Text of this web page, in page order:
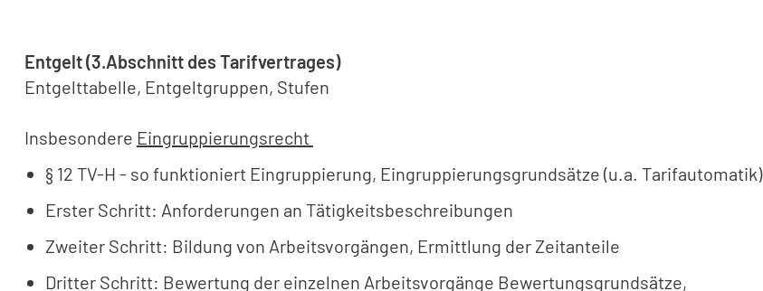
Entgelt (3.Abschnitt des Tarifvertrages)
Entgelttabelle, Entgeltgruppen, Stufen
Insbesondere Eingruppierungsrecht
§ 12 TV-H - so funktioniert Eingruppierung, Eingruppierungsgrundsätze (u.a. Tarifautomatik)
Erster Schritt: Anforderungen an Tätigkeitsbeschreibungen
Zweiter Schritt: Bildung von Arbeitsvorgängen, Ermittlung der Zeitanteile
Dritter Schritt: Bewertung der einzelnen Arbeitsvorgänge Bewertungsgrundsätze,